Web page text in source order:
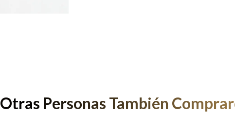
Otras Personas También